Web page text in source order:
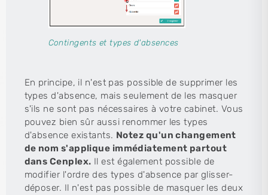
Contingents et types d'absences
En principe, il n'est pas possible de supprimer les
types d'absence, mais seulement de les masquer
s'ils ne sont pas nécessaires à votre cabinet. Vous
pouvez bien sûr aussi renommer les types
d'absence existants. Notez qu'un changement
de nom s'applique immédiatement partout
dans Cenplex. Il est également possible de
modifier l'ordre des types d'absence par glisser-
déposer. Il n'est pas possible de masquer les deux